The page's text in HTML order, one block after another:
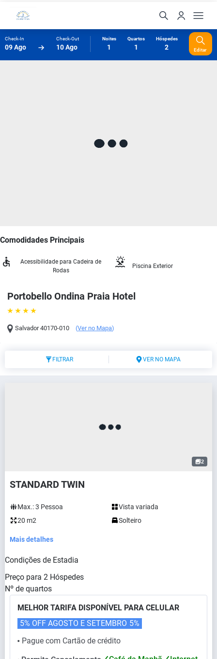
Check-In
09 Ago
Check-Out
10 Ago
Noites
1
Quartos
1
Hóspedes
2 Editar
Portobello Ondina Praia Hotel
Salvador40170-010 (Ver no Mapa)
Comodidades Principais
Acessibilidade para Cadeira de
Rodas
Piscina Exterior
FILTRAR VER NO MAPA
2
STANDARD TWIN
Max.:3 Pessoa
Vista variada
20 m2
Solteiro
Mais detalhes
Condições de Estadia
Preço para 2 Hóspedes
Nº de quartos
MELHOR TARIFA DISPONÍVEL PARA CELULAR
⬤ Pague com Cartão de crédito
5% OFF AGOSTO E SETEMBRO 5%